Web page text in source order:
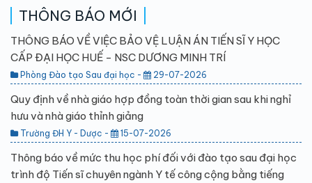
THÔNG BÁO MỚI
THÔNG BÁO VỀ VIỆC BẢO VỆ LUẬN ÁN TIẾN SĨ Y HỌC
CẤP ĐẠI HỌC HUẾ - NSC DƯƠNG MINH TRÍ
Phòng Đào tạo Sau đại học - 29-07-2026
Quy định về nhà giáo hợp đồng toàn thời gian sau khi nghỉ
hưu và nhà giáo thỉnh giảng
Trường ĐH Y - Dược - 15-07-2026
Thông báo về mức thu học phí đối với đào tạo sau đại học
trình độ Tiến sĩ chuyên ngành Y tế công cộng bằng tiếng